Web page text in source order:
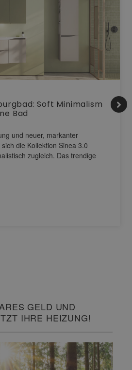
Soft Minimalism
Bad
und neuer, markanter
die Kollektion Sinea 3.0
zugleich. Das trendige
GELD UND
IHRE HEIZUNG!